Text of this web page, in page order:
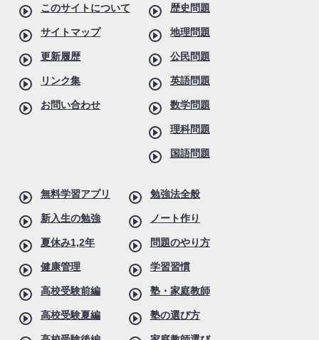
このサイトについて
サイトマップ
更新履歴
リンク集
お問い合わせ
歴史問題
地理問題
公民問題
英語問題
数学問題
理科問題
国語問題
無料学習アプリ
新入生の勉強
夏休み1,2年
健康管理
高校受験前編
高校受験夏編
勉強法全般
ノート作り
問題のやり方
学習習慣
塾・家庭教師
塾の選び方